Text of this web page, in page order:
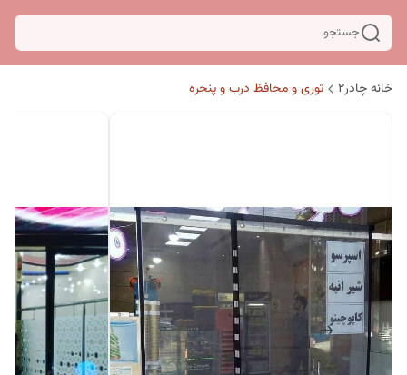
جستجو
خانه چادر۲ توری و محافظ درب و پنجره